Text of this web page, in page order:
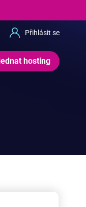
Přihlásit se
hosting